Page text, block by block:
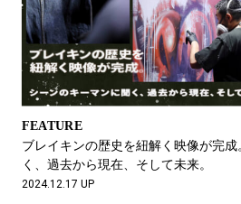
#マイナーグッド図鑑 #フイ
#Commune H #FOCUS IT
#ととけん #FASHION
#LIFESTYLE #SNEAKER
#SPORTS
FEATURE
ブレイキンの歴史を紐解く映像が完
く、過去から現在、そして未来。
2024.12.17 UP